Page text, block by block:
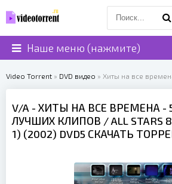
Наше меню (нажмите)
Video Torrent » DVD видео » Хиты на все времена - 50
V/A - ХИТЫ НА ВСЕ ВРЕМЕНА -
ЛУЧШИХ КЛИПОВ / ALL STARS
1) (2002) DVD5 СКАЧАТЬ